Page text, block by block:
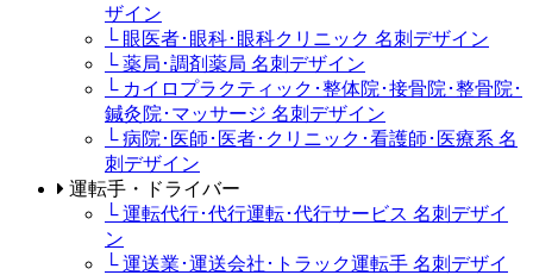
ザイン
└ 眼医者･眼科･眼科クリニック 名刺デザイン
└ 薬局･調剤薬局 名刺デザイン
└ カイロプラクティック･整体院･接骨院･整骨院･
鍼灸院･マッサージ 名刺デザイン
└ 病院･医師･医者･クリニック･看護師･医療系 名
刺デザイン
運転手・ドライバー
└ 運転代行･代行運転･代行サービス 名刺デザイ
ン
└ 運送業･運送会社･トラック運転手 名刺デザイ